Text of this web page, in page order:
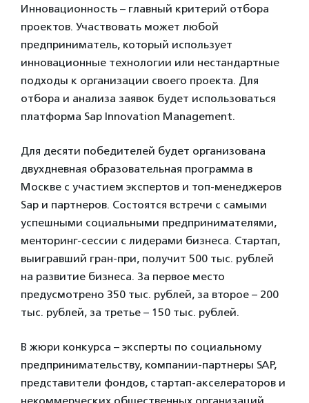
Инновационность – главный критерий отбора
проектов. Участвовать может любой
предприниматель, который использует
инновационные технологии или нестандартные
подходы к организации своего проекта. Для
отбора и анализа заявок будет использоваться
платформа Sap Innovation Management.
Для десяти победителей будет организована
двухдневная образовательная программа в
Москве с участием экспертов и топ-менеджеров
Sap и партнеров. Состоятся встречи с самыми
успешными социальными предпринимателями,
менторинг-сессии с лидерами бизнеса. Стартап,
выигравший гран-при, получит 500 тыс. рублей
на развитие бизнеса. За первое место
предусмотрено 350 тыс. рублей, за второе – 200
тыс. рублей, за третье – 150 тыс. рублей.
В жюри конкурса – эксперты по социальному
предпринимательству, компании-партнеры SAP,
представители фондов, стартап-акселераторов и